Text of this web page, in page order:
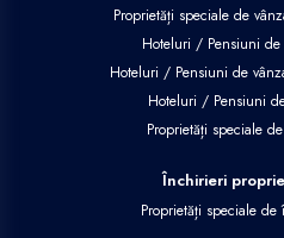
Proprietăți speciale de
Hoteluri / Pensiuni de
Hoteluri / Pensiuni de
Hoteluri / Pensiuni
Proprietăți speciale
Închirieri
Proprietăți speciale de